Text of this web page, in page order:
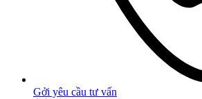
Gởi yêu cầu tư vấn